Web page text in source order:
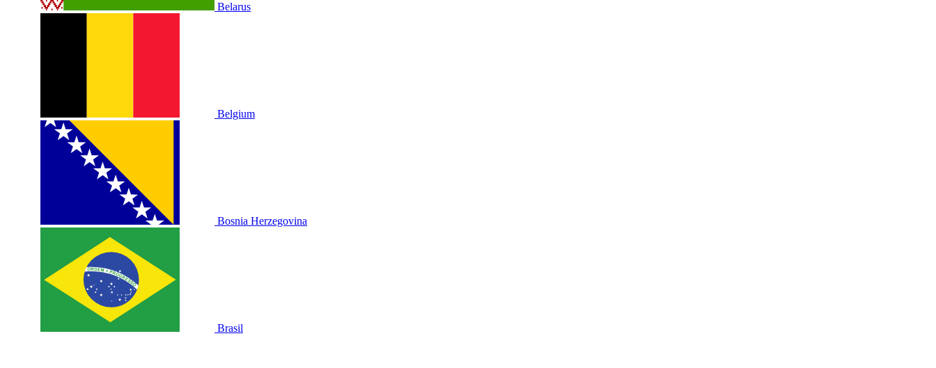
Belarus
Belgium
Bosnia Herzegovina
Brasil